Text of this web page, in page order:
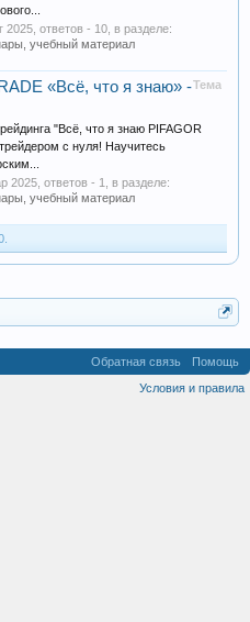
2025 , ответов - 10, в разделе:
учебный материал
Тема
«Всё, что я знаю» -
"Всё, что я знаю PIFAGOR
с нуля! Научитесь
2025 , ответов - 1, в разделе:
учебный материал
Обратная связь
Помощь
Условия и правила